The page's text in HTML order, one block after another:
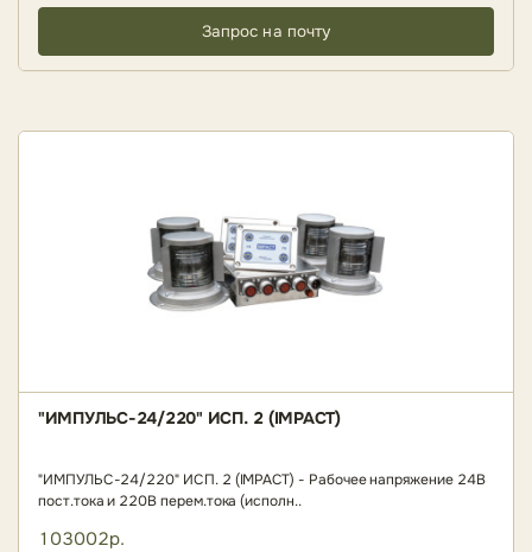
Запрос на почту
"ИМПУЛЬС-24/220" ИСП. 2 (IMPACT)
"ИМПУЛЬС-24/220" ИСП. 2 (IMPACT) - Рабочее напряжение 24В
пост.тока и 220В перем.тока (исполн..
103002р.